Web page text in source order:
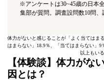
※アンケートは30~45歳の日本
集部が質問。調査設問数10問、
体力がないと感じることが「よく当てはま
はまらない」18.9％、「当てはまらない」
以上もい
【体験談】体力がな
因とは？